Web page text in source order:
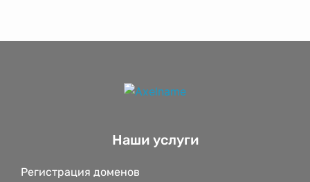
Наши услуги
Регистрация доменов